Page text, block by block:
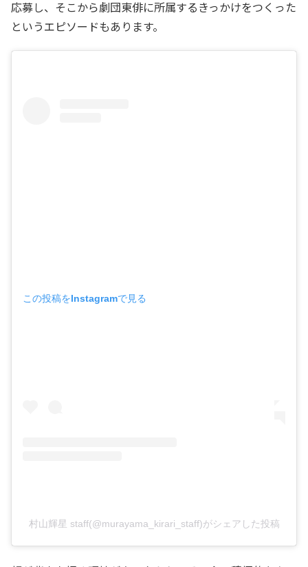
応募し、そこから劇団東俳に所属するきっかけをつくった
というエピソードもあります。
この投稿をInstagramで見る
村山輝星 staff(@murayama_kirari_staff)がシェアした投稿